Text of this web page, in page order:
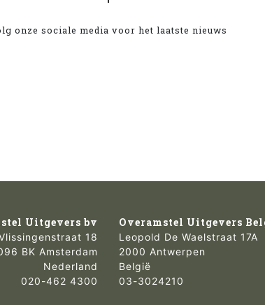
onze sociale media voor het laatste nieuws
Uitgevers bv
18
BK Amsterdam
Nederland
020-462 4300
Overamstel Uitgevers
Leopold De Waelstraat 17A
2000 Antwerpen
België
03-3024210